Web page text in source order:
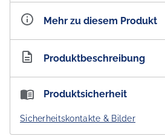
Mehr zu diesem Produkt
Artikelnummer AU300439
Produktbeschreibung
Koh Living Aboriginal Lemon &
Zitrone & Eukalyptus – Zart
Produktsicherheit
Sicherheitskontakte & Bilder